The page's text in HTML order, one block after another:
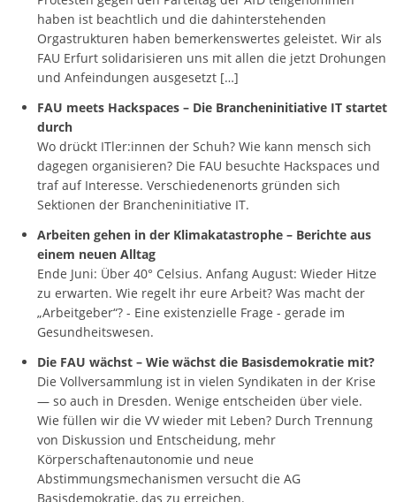
haben ist beachtlich und die dahinterstehenden
Orgastrukturen haben bemerkenswertes geleistet. Wir als
FAU Erfurt solidarisieren uns mit allen die jetzt Drohungen
und Anfeindungen ausgesetzt […]
FAU meets Hackspaces – Die Brancheninitiative IT startet
durch
Wo drückt ITler:innen der Schuh? Wie kann mensch sich
dagegen organisieren? Die FAU besuchte Hackspaces und
traf auf Interesse. Verschiedenenorts gründen sich
Sektionen der Brancheninitiative IT.
Arbeiten gehen in der Klimakatastrophe – Berichte aus
einem neuen Alltag
Ende Juni: Über 40° Celsius. Anfang August: Wieder Hitze
zu erwarten. Wie regelt ihr eure Arbeit? Was macht der
„Arbeitgeber“? - Eine existenzielle Frage - gerade im
Gesundheitswesen.
Die FAU wächst – Wie wächst die Basisdemokratie mit?
Die Vollversammlung ist in vielen Syndikaten in der Krise
— so auch in Dresden. Wenige entscheiden über viele.
Wie füllen wir die VV wieder mit Leben? Durch Trennung
von Diskussion und Entscheidung, mehr
Körperschaftenautonomie und neue
Abstimmungsmechanismen versucht die AG
Basisdemokratie, das zu erreichen.